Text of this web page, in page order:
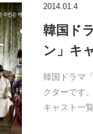
2014.01.4
韓国ド
ン」キ
韓国ドラマ
クターです
キャスト一